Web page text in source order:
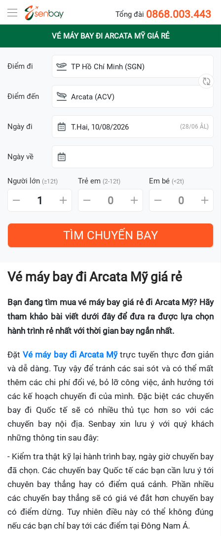
Tổng đài 0868.003.443
VÉ MÁY BAY ĐI ARCATA MỸ GIÁ RẺ
Điểm đi TP Hồ Chí Minh (SGN)
Điểm đến Arcata (ACV)
Ngày đi T.Hai, 10/08/2026 (28/06 ÂL)
Ngày về
Người lớn (≥12t) Trẻ em (2-12t) Em bé (<2t)
1 0 0
Vé máy bay đi Arcata Mỹ giá rẻ
Bạn đang tìm mua vé máy bay giá rẻ đi Arcata Mỹ? Hãy
tham khảo bài viết dưới đây để đưa ra được lựa chọn
hành trình rẻ nhất với thời gian bay ngắn nhất.
ĐặtVé máy bay đi Arcata Mỹtrực tuyến thực đơn giản
và dễ dàng. Tuy vậy để tránh các sai sót và có thể mất
thêm các chi phí đổi vé, bỏ lỡ công việc, ảnh hưởng tới
các kế hoạch chuyến đi của mình. Đặc biệt các chuyến
bay đi Quốc tế sẽ có nhiều thủ tục hơn so với các
chuyến bay nội địa. Senbay xin lưu ý với quý khách
những thông tin sau đây:
- Kiểm tra thật kỹ lại hành trình bay, ngày giờ chuyến bay
đã chọn. Các chuyến bay Quốc tế các bạn cần lưu ý tới
chuyên bay thẳng hay có điểm quá cảnh. Phần nhiều
các chuyến bay thẳng sẽ có giá vé đắt hơn chuyến bay
có điểm dừng. Tuy nhiên điều này có thể không đúng
nếu các bạn chỉ bay tới các điểm tại Đông Nam Á.